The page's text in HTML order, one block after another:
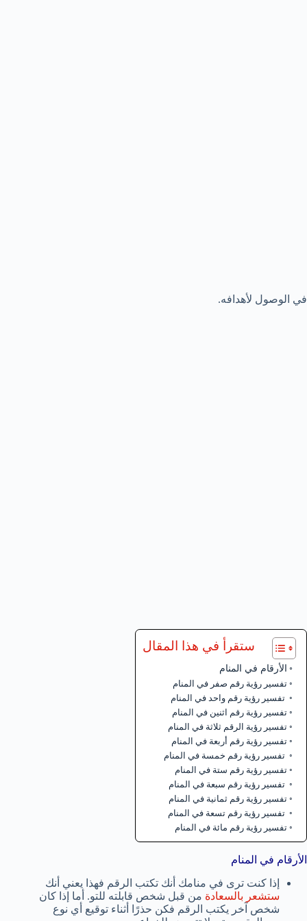
في الوصول لأهدافه.
ستقرأ في هذا المقال
الأرقام في المنام
تفسير رؤية رقم صفر في المنام
تفسير رؤية رقم واحد في المنام
تفسير رؤية رقم اثنين في المنام
تفسير رؤية الرقم ثلاثة في المنام
تفسير رؤية رقم أربعة في المنام
تفسير رؤية رقم خمسة في المنام
تفسير رؤية رقم ستة في المنام
تفسير رؤية رقم سبعة في المنام
تفسير رؤية رقم ثمانية في المنام
تفسير رؤية رقم تسعة في المنام
تفسير رؤية رقم مائة في المنام
الأرقام في المنام
إذا كنت ترى في منامك أنك تكتب الرقم فهذا يعني أنك
ستشعر بالسعادة من قبل شخص قابلته للتو. أما إذا كان
شخص آخر يكتب الرقم فكن حذرًا أثناء توقيع أي نوع